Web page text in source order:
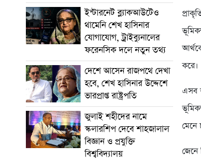
ইন্টারনেট ব্ল্যাকআউটেও
থামেনি শেখ হাসিনার
যোগাযোগ, ট্রাইব্যুনালের
ফরেনসিক দলে নতুন তথ্য
দেশে আসেন রাজপথে দেখা
হবে, শেখ হাসিনার উদ্দেশে
ভারপ্রাপ্ত রাষ্ট্রপতি
জুলাই শহীদের নামে
স্কলারশিপ দেবে শাহজালাল
বিজ্ঞান ও প্রযুক্তি
বিশ্ববিদ্যালয়
করে।
এসব
মেনে